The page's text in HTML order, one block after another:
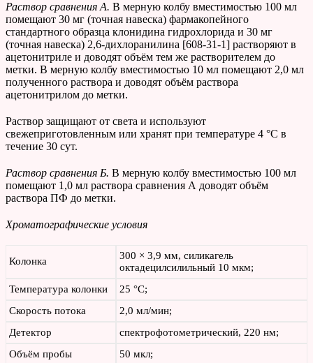
Раствор сравнения А. В мерную колбу вместимостью 100 мл
помещают 30 мг (точная навеска) фармакопейного
стандартного образца клонидина гидрохлорида и 30 мг
(точная навеска) 2,6-дихлоранилина [608-31-1] растворяют в
ацетонитриле и доводят объём тем же растворителем до
метки. В мерную колбу вместимостью 10 мл помещают 2,0 мл
полученного раствора и доводят объём раствора
ацетонитрилом до метки.
Раствор защищают от света и используют
свежеприготовленным или хранят при температуре 4 °С в
течение 30 сут.
Раствор сравнения Б. В мерную колбу вместимостью 100 мл
помещают 1,0 мл раствора сравнения А доводят объём
раствора ПФ до метки.
Хроматографические условия
Колонка
300 × 3,9 мм, силикагель
октадецилсилильный 10 мкм;
Температура колонки
25 °С;
Скорость потока
2,0 мл/мин;
Детектор
спектрофотометрический, 220 нм;
Объём пробы
50 мкл;